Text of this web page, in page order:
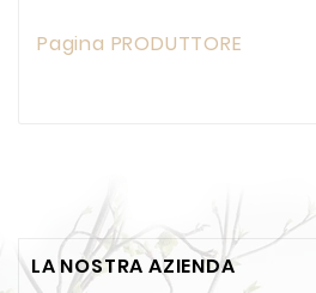
Pagina PRODUTTORE
LA NOSTRA AZIENDA